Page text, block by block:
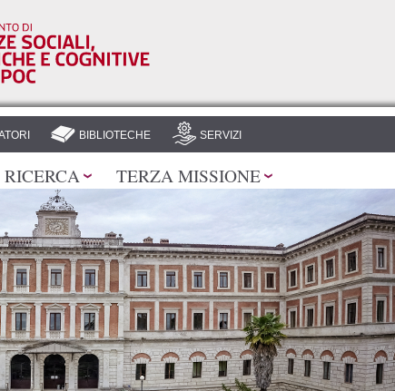
BIBLIOTECHE SERVIZI
RICERCA TERZA MISSIONE